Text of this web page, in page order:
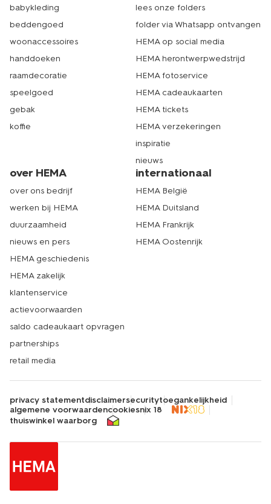
babykleding
beddengoed
woonaccessoires
handdoeken
raamdecoratie
speelgoed
gebak
koffie
lees onze folders
folder via Whatsapp ontvangen
HEMA op social media
HEMA herontwerpwedstrijd
HEMA fotoservice
HEMA cadeaukaarten
HEMA tickets
HEMA verzekeringen
inspiratie
nieuws
over HEMA
over ons bedrijf
werken bij HEMA
duurzaamheid
nieuws en pers
HEMA geschiedenis
HEMA zakelijk
klantenservice
actievoorwaarden
saldo cadeaukaart opvragen
partnerships
retail media
internationaal
HEMA België
HEMA Duitsland
HEMA Frankrijk
HEMA Oostenrijk
privacy statementdisclaimersecuritytoegankelijkheid
algemene voorwaardencookiesnix 18
thuiswinkel waarborg